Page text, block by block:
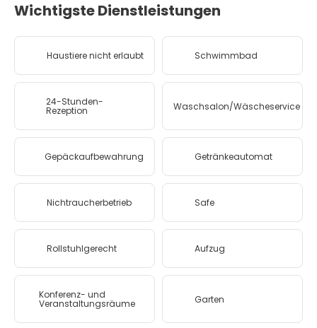
Wichtigste Dienstleistungen
Haustiere nicht erlaubt Schwimmbad
24-Stunden-
Rezeption Waschsalon/Wäscheservice
Gepäckaufbewahrung Getränkeautomat
Nichtraucherbetrieb Safe
Rollstuhlgerecht Aufzug
Konferenz- und
Veranstaltungsräume Garten